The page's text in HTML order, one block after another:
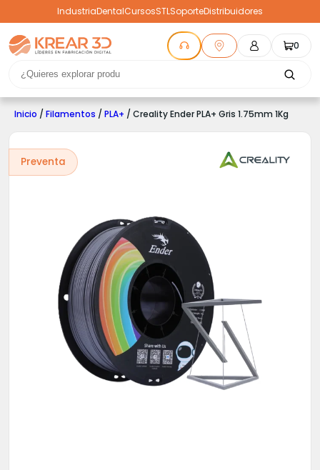
IndustriaDentalCursosSTLSoporteDistribuidores
0
Inicio / Filamentos / PLA+ / Creality Ender PLA+ Gris 1.75mm 1Kg
Preventa